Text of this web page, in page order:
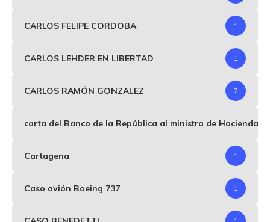
CARLOS FELIPE CORDOBA 1
CARLOS LEHDER EN LIBERTAD 1
CARLOS RAMÓN GONZALEZ 2
carta del Banco de la República al ministro de Hacienda
Cartagena 1
Caso avión Boeing 737 1